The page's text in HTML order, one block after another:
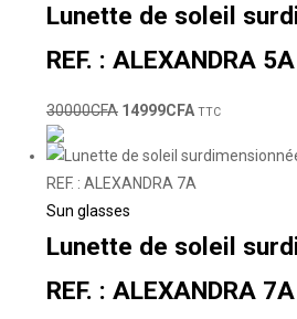
Lunette de soleil
REF. : ALEXANDRA 5A
30000CFA 14999CFA TTC
Sun glasses
Lunette de soleil
REF. : ALEXANDRA 7A